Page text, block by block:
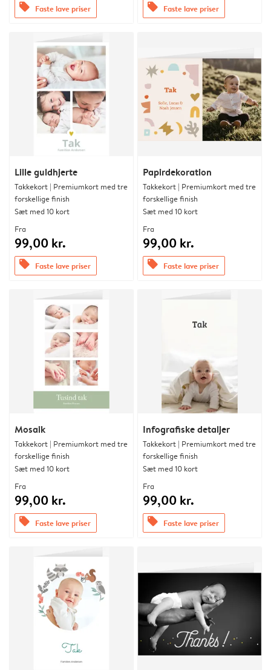
offers Faste lave priser offers Faste lave priser
Lille guldhjerte
Takkekort | Premiumkort med tre
forskellige finish
Sæt med 10 kort
Fra
99,00 kr.
offers Faste lave priser
Papirdekoration
Takkekort | Premiumkort med tre
forskellige finish
Sæt med 10 kort
Fra
99,00 kr.
offers Faste lave priser
Mosaik
Takkekort | Premiumkort med tre
forskellige finish
Sæt med 10 kort
Fra
99,00 kr.
offers Faste lave priser
Infografiske detaljer
Takkekort | Premiumkort med tre
forskellige finish
Sæt med 10 kort
Fra
99,00 kr.
offers Faste lave priser